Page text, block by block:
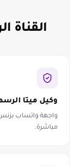
القناة
وكيل ميتا
مباشرة.